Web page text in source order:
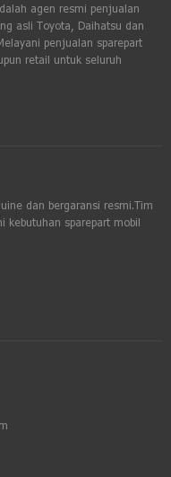
agen resmi penjualan
asli Toyota, Daihatsu dan
penjualan sparepart
retail untuk seluruh
dan bergaransi resmi.Tim
kebutuhan sparepart mobil